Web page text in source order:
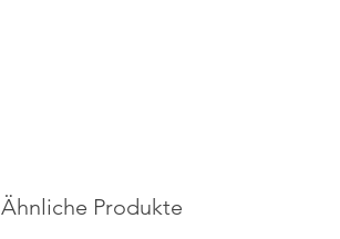
Ähnliche Produkte